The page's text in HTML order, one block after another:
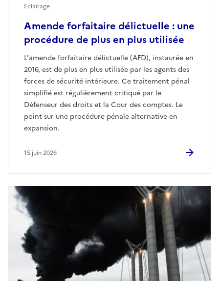
Amende forfaitaire délictuelle : une
procédure de plus en plus utilisée
L'amende forfaitaire délictuelle (AFD), instaurée en
2016, est de plus en plus utilisée par les agents des
forces de sécurité intérieure. Ce traitement pénal
simplifié est régulièrement critiqué par le
Défenseur des droits et la Cour des comptes. Le
point sur une procédure pénale alternative en
expansion.
Eclairage
15 juin 2026